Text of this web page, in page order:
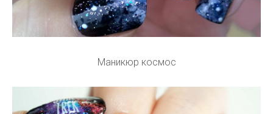
Маникюр космос